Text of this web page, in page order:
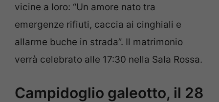
vicine a loro: “Un amore nato tra
emergenze rifiuti, caccia ai cinghiali e
allarme buche in strada”. Il matrimonio
verrà celebrato alle 17:30 nella Sala Rossa.
Campidoglio galeotto, il 28